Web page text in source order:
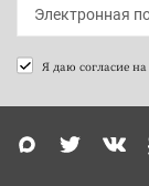
Я даю согласие на